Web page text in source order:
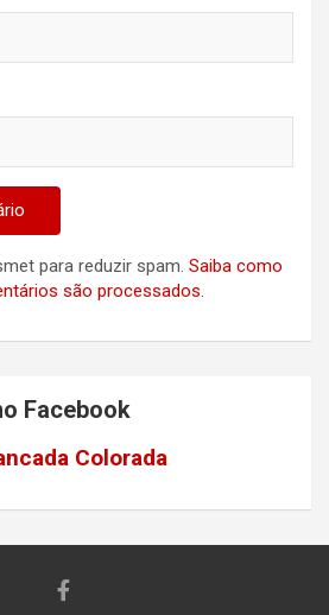
para reduzir spam. Saiba como
são processados.
Facebook
Colorada